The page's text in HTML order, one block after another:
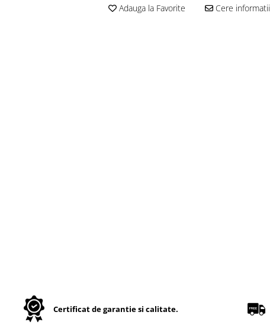
Adauga la Favorite Cere informatii
Certificat de garantie si calitate.